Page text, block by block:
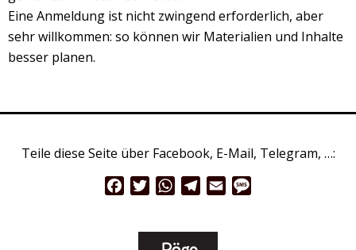
Eine Anmeldung ist nicht zwingend erforderlich, aber
sehr willkommen: so können wir Materialien und Inhalte
besser planen.
Teile diese Seite über Facebook, E-Mail, Telegram, …:
FacebookTwitterWhatsApp
Telegram
Email